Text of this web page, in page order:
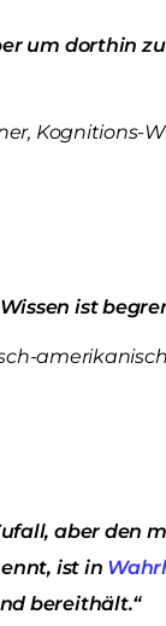
um dorthin
Kognitions-
ist
aber den
ist in
bereithält.“